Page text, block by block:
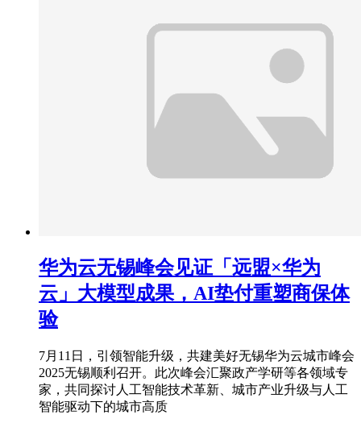
华为云无锡峰会见证「远盟×华为
云」大模型成果，AI垫付重塑商保体
验
7月11日，引领智能升级，共建美好无锡华为云城市峰会
2025无锡顺利召开。此次峰会汇聚政产学研等各领域专
家，共同探讨人工智能技术革新、城市产业升级与人工
智能驱动下的城市高质